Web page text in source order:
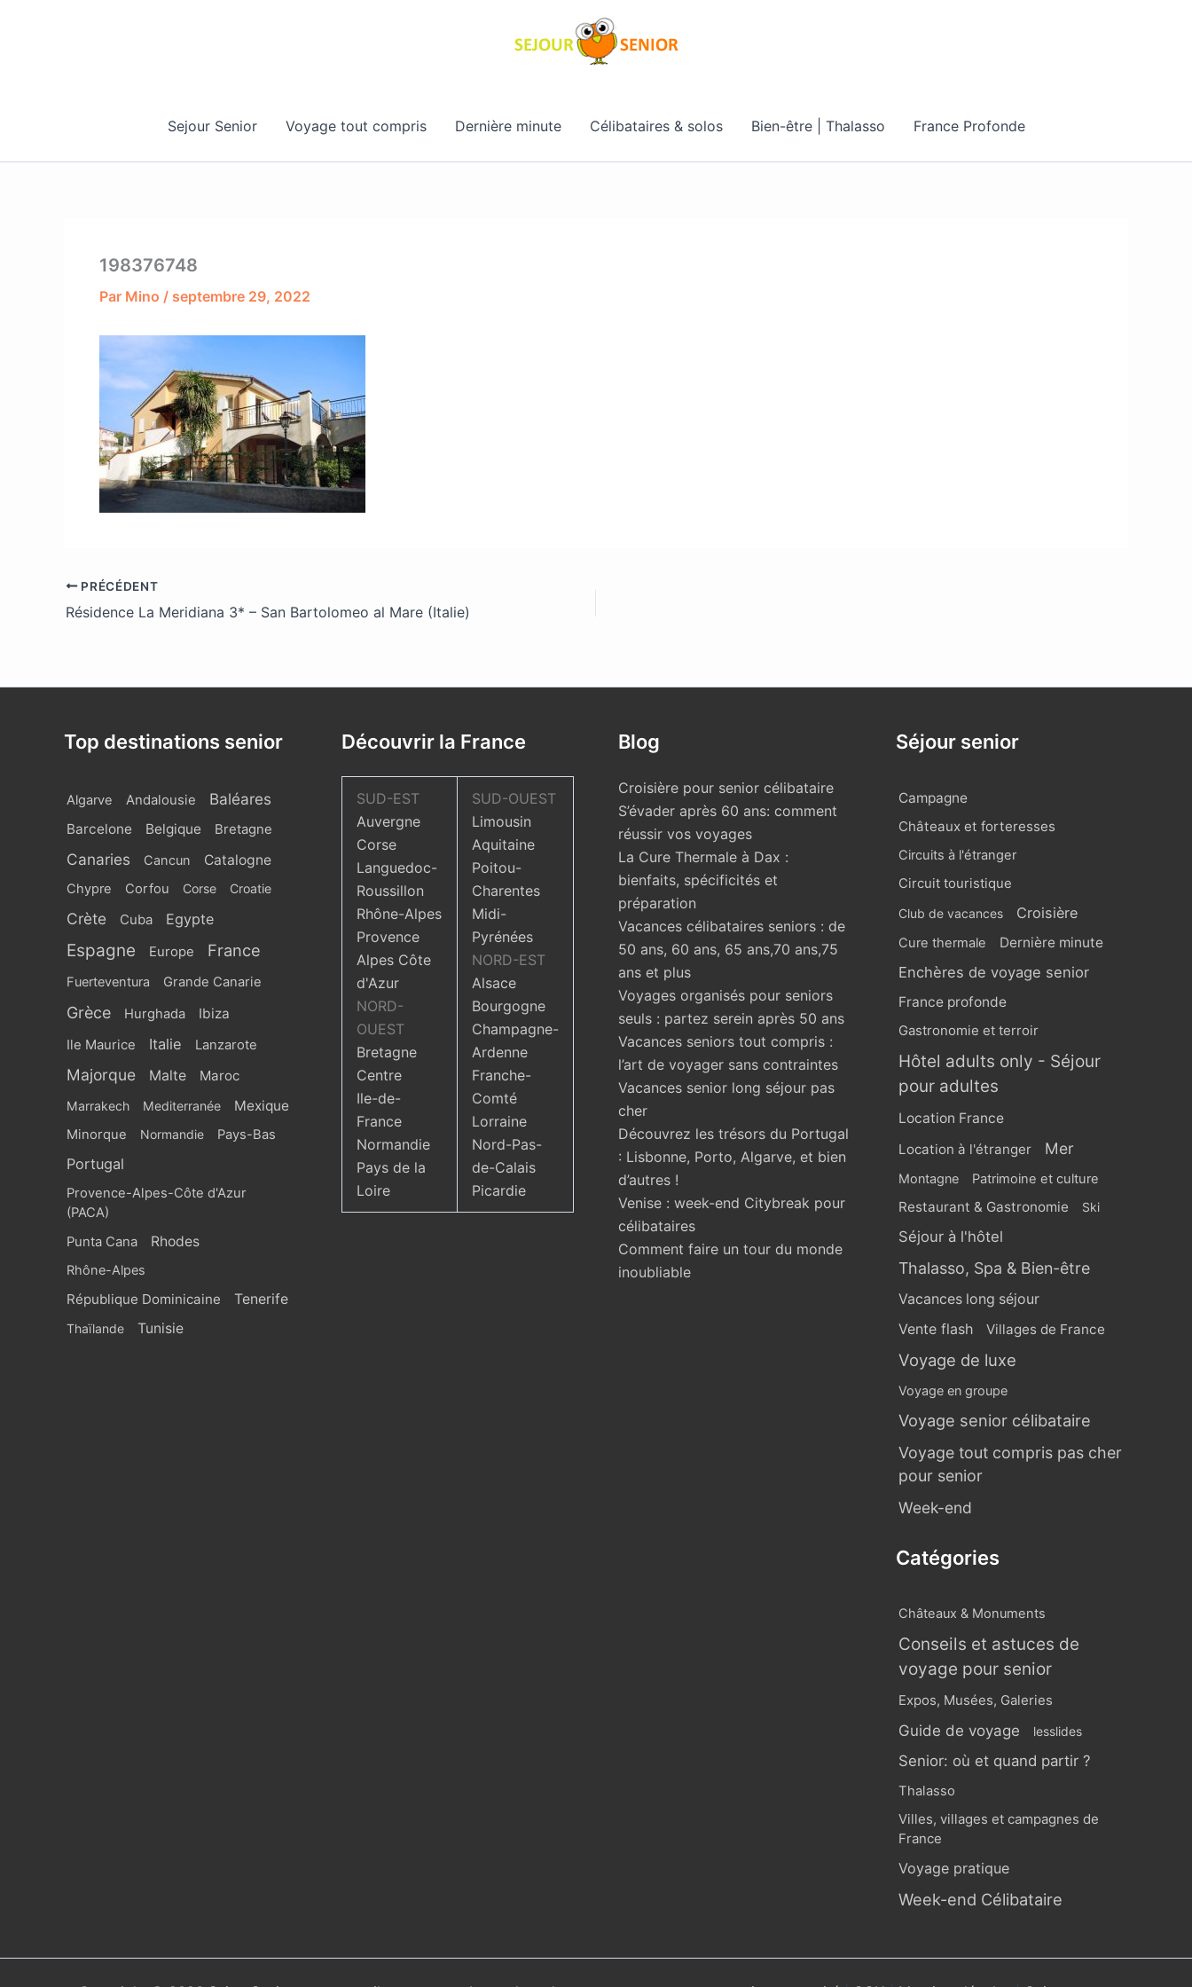
Sejour Senior Voyage tout compris Dernière minute Célibataires & solos Bien-être | Thalasso France Profonde
198376748
Par Mino / septembre 29, 2022
PRÉCÉDENT
Résidence La Meridiana 3* – San Bartolomeo al Mare (Italie)
Top destinations senior
Algarve Andalousie Baléares
Barcelone Belgique Bretagne
Canaries Cancun Catalogne
Chypre Corfou Corse Croatie
Crète Cuba Egypte
Espagne Europe France
Fuerteventura Grande Canarie
Grèce Hurghada Ibiza
Ile Maurice Italie Lanzarote
Majorque Malte Maroc
Marrakech Mediterranée Mexique
Minorque Normandie Pays-Bas
Portugal
Provence-Alpes-Côte d'Azur
(PACA)
Punta Cana
Rhodes
Rhône-Alpes
République Dominicaine Tenerife
Thaïlande Tunisie
Découvrir la France
SUD-EST
Auvergne
Corse
Languedoc-
Roussillon
Rhône-Alpes
Provence
Alpes Côte
d'Azur
NORD-
OUEST
Bretagne
Centre
Ile-de-
France
Normandie
Pays de la
Loire
SUD-OUEST
Limousin
Aquitaine
Poitou-
Charentes
Midi-
Pyrénées
NORD-EST
Alsace
Bourgogne
Champagne-
Ardenne
Franche-
Comté
Lorraine
Nord-Pas-
de-Calais
Picardie
Blog
Croisière pour senior célibataire
S’évader après 60 ans: comment
réussir vos voyages
La Cure Thermale à Dax :
bienfaits, spécificités et
préparation
Vacances célibataires seniors : de
50 ans, 60 ans, 65 ans,70 ans,75
ans et plus
Voyages organisés pour seniors
seuls : partez serein après 50 ans
Vacances seniors tout compris :
l’art de voyager sans contraintes
Vacances senior long séjour pas
cher
Découvrez les trésors du Portugal
: Lisbonne, Porto, Algarve, et bien
d’autres !
Venise : week-end Citybreak pour
célibataires
Comment faire un tour du monde
inoubliable
Séjour senior
Campagne
Châteaux et forteresses
Circuits à l'étranger
Circuit touristique
Club de vacances Croisière
Cure thermale Dernière minute
Enchères de voyage senior
France profonde
Gastronomie et terroir
Hôtel adults only - Séjour
pour adultes
Location France
Location à l'étranger
Mer
Montagne Patrimoine et culture
Restaurant & Gastronomie Ski
Séjour à l'hôtel
Thalasso, Spa & Bien-être
Vacances long séjour
Vente flash Villages de France
Voyage de luxe
Voyage en groupe
Voyage senior célibataire
Voyage tout compris pas cher
pour senior
Week-end
Catégories
Châteaux & Monuments
Conseils et astuces de
voyage pour senior
Expos, Musées, Galeries
Guide de voyage lesslides
Senior: où et quand partir ?
Thalasso
Villes, villages et campagnes de
France
Voyage pratique
Week-end Célibataire